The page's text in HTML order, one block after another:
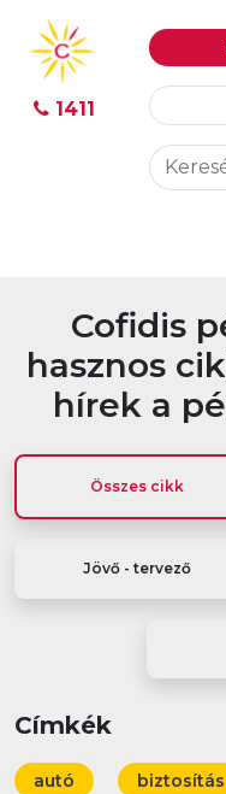
Ugrás
tartalomhoz
Ugrás
a
menühöz
1411
Cofidis
hasznos
hírek a
Összes cikk
Jövő - tervező
Címkék
autó biztosítás